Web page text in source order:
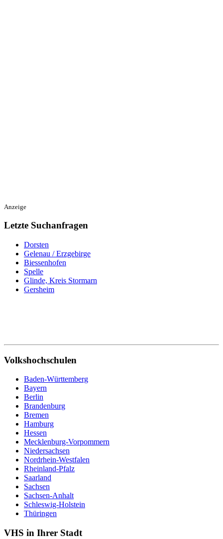
Anzeige
Letzte Suchanfragen
Dorsten
Gelenau / Erzgebirge
Biessenhofen
Spelle
Glinde, Kreis Stormarn
Gersheim
Volkshochschulen
Baden-Württemberg
Bayern
Berlin
Brandenburg
Bremen
Hamburg
Hessen
Mecklenburg-Vorpommern
Niedersachsen
Nordrhein-Westfalen
Rheinland-Pfalz
Saarland
Sachsen
Sachsen-Anhalt
Schleswig-Holstein
Thüringen
VHS in Ihrer Stadt